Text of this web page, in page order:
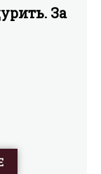
За